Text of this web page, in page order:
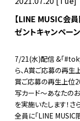
【LINE MUSIC会
ゼントキャンペーン
7/21(水)配信 &「
ら、A賞ご応募の再生
賞ご応募の再生上位
写カード～あなたの
を実施いたします！
全員に「LINE MUSIC